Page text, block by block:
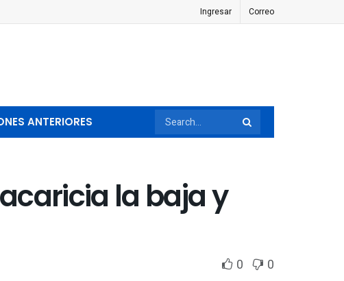
Ingresar Correo
ANTERIORES
la baja y
0 0